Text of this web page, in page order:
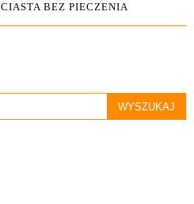
CIASTA BEZ PIECZENIA